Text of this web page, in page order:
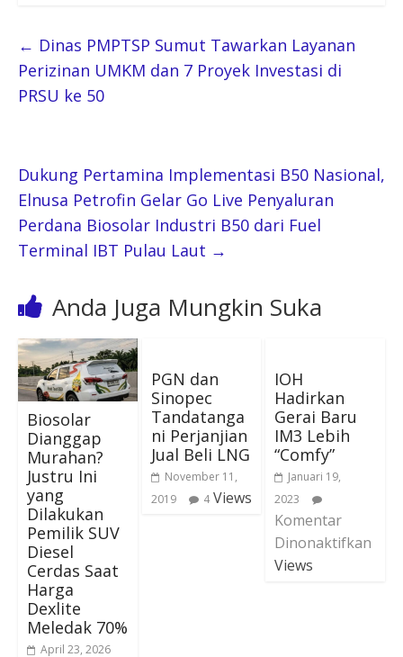
← Dinas PMPTSP Sumut Tawarkan Layanan
Perizinan UMKM dan 7 Proyek Investasi di
PRSU ke 50
Dukung Pertamina Implementasi B50 Nasional,
Elnusa Petrofin Gelar Go Live Penyaluran
Perdana Biosolar Industri B50 dari Fuel
Terminal IBT Pulau Laut →
Anda Juga Mungkin Suka
Biosolar
Dianggap
Murahan?
Justru Ini
yang
Dilakukan
Pemilik SUV
Diesel
Cerdas Saat
Harga
Dexlite
Meledak 70%
April 23, 2026
PGN dan
Sinopec
Tandatanga
ni Perjanjian
Jual Beli LNG
November 11,
2019
4 Views
IOH
Hadirkan
Gerai Baru
IM3 Lebih
“Comfy”
Januari 19,
2023
Komentar
Dinonaktifkan
Views